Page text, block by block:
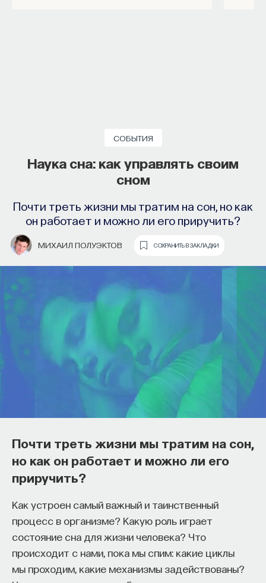
СОБЫТИЯ
Наука сна: как управлять своим
сном
Почти треть жизни мы тратим на сон, но как
он работает и можно ли его приручить?
МИХАИЛ ПОЛУЭКТОВ СОХРАНИТЬ В ЗАКЛАДКИ
Почти треть жизни мы тратим на сон,
но как он работает и можно ли его
приручить?
Как устроен самый важный и таинственный
процесс в организме? Какую роль играет
состояние сна для жизни человека? Что
происходит с нами, пока мы спим: какие циклы
мы проходим, какие механизмы задействованы?